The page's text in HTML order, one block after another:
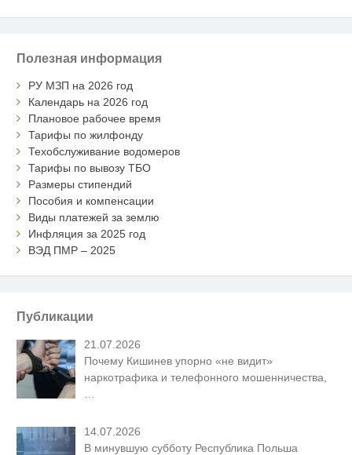
Полезная информация
РУ МЗП на 2026 год
Календарь на 2026 год
Плановое рабочее время
Тарифы по жилфонду
Техобслуживание водомеров
Тарифы по вывозу ТБО
Размеры стипендий
Пособия и компенсации
Виды платежей за землю
Инфляция за 2025 год
ВЭД ПМР – 2025
Публикации
21.07.2026
Почему Кишинев упорно «не видит»
наркотрафика и телефонного мошенничества,
14.07.2026
В минувшую субботу Республика Польша